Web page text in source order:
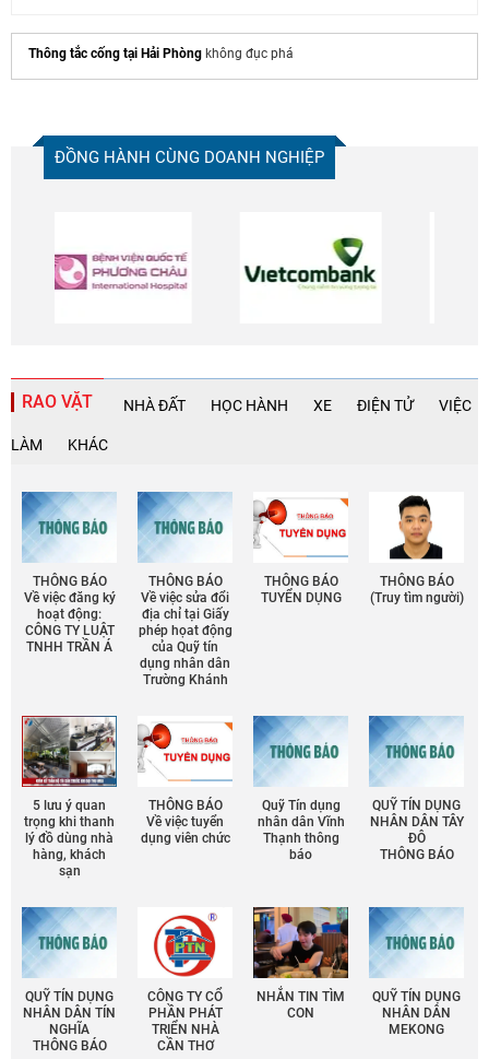
Thông tắc cống tại Hải Phòng không đục phá
ĐỒNG HÀNH CÙNG DOANH NGHIỆP
RAO VẶT NHÀ ĐẤT HỌC HÀNH XE ĐIỆN TỬ VIỆC
LÀM KHÁC
THÔNG BÁO
Về việc đăng ký
hoạt động:
CÔNG TY LUẬT
TNHH TRẦN Á
THÔNG BÁO
Về việc sửa đổi
địa chỉ tại Giấy
phép họat động
của Quỹ tín
dụng nhân dân
Trường Khánh
THÔNG BÁO
TUYỂN DỤNG
THÔNG BÁO
(Truy tìm người)
5 lưu ý quan
trọng khi thanh
lý đồ dùng nhà
hàng, khách
sạn
THÔNG BÁO
Về việc tuyển
dụng viên chức
Quỹ Tín dụng
nhân dân Vĩnh
Thạnh thông
báo
QUỸ TÍN DỤNG
NHÂN DÂN TÂY
ĐÔ
THÔNG BÁO
QUỸ TÍN DỤNG
NHÂN DÂN TÍN
NGHĨA
THÔNG BÁO
CÔNG TY CỔ
PHẦN PHÁT
TRIỂN NHÀ
CẦN THƠ
NHẮN TIN TÌM
CON
QUỸ TÍN DỤNG
NHÂN DÂN
MEKONG